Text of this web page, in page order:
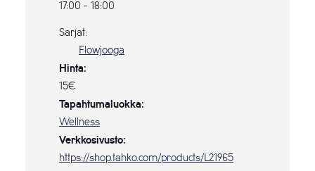
17:00 - 18:00
Sarjat:
Flowjooga
Hinta:
15€
Tapahtumaluokka:
Wellness
Verkkosivusto:
https://shop.tahko.com/products/L21965